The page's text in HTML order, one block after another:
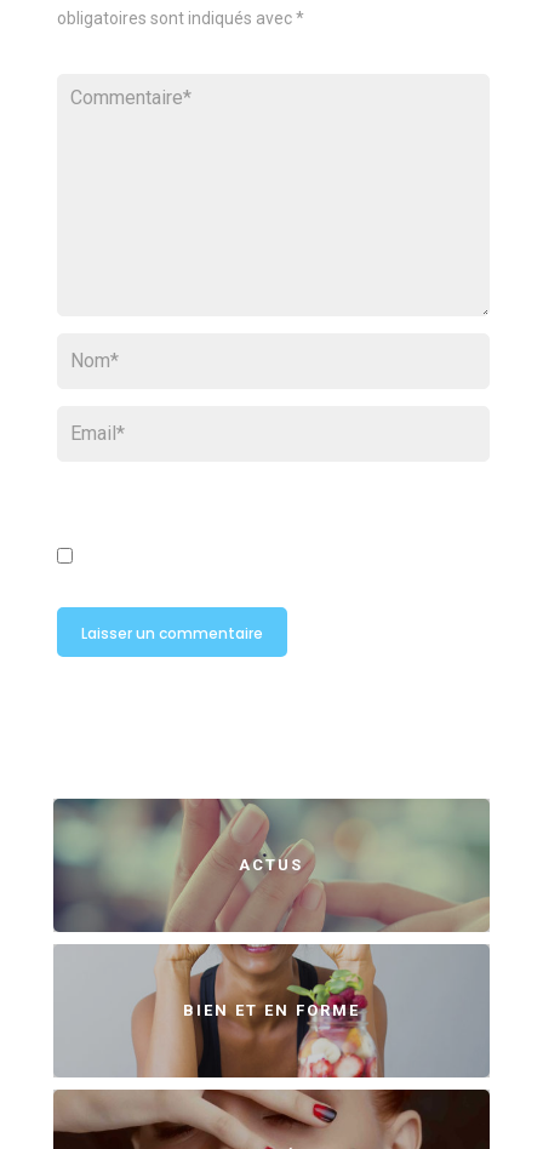
obligatoires sont indiqués avec*
ACTUS
BIEN ET EN FORME